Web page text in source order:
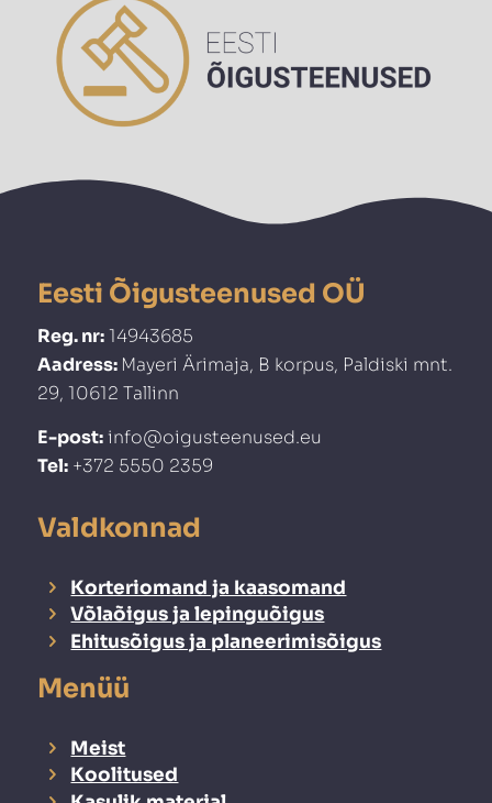
Eesti Õigusteenused OÜ
Reg. nr:14943685
Aadress: Mayeri Ärimaja, B korpus, Paldiski mnt.
29, 10612 Tallinn
E-post:info@oigusteenused.eu
Tel:+372 5550 2359
Valdkonnad
Korteriomand ja kaasomand
Võlaõigus ja lepinguõigus
Ehitusõigus ja planeerimisõigus
Menüü
Meist
Koolitused